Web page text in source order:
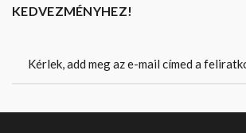
KEDVEZMÉNYHEZ!